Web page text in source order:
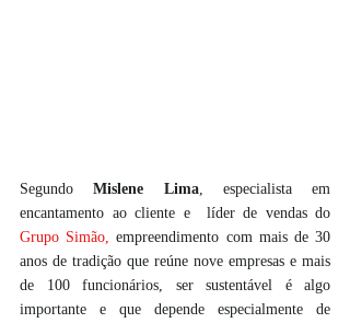
Segundo Mislene Lima, especialista em
Grupo Simão , empreendimento com mais de 30
anos de tradição que reúne nove empresas e mais
de 100 funcionários, ser sustentável é algo
importante e que depende especialmente de